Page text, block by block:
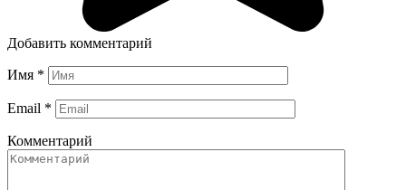
Добавить комментарий
Имя *
Email *
Комментарий